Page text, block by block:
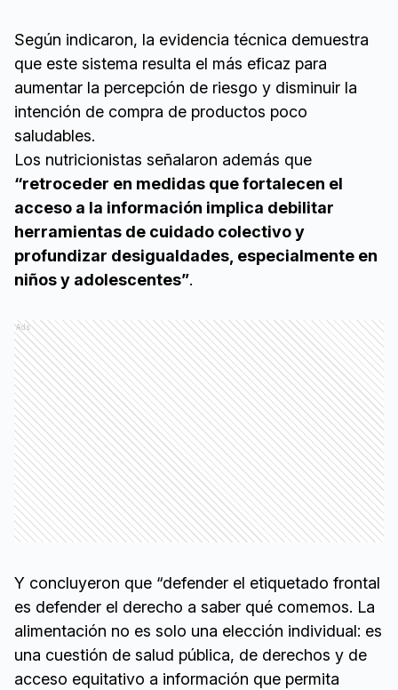
Según indicaron, la evidencia técnica demuestra
que este sistema resulta el más eficaz para
aumentar la percepción de riesgo y disminuir la
intención de compra de productos poco
saludables.
Los nutricionistas señalaron además que
“retroceder en medidas que fortalecen el
acceso a la información implica debilitar
herramientas de cuidado colectivo y
profundizar desigualdades, especialmente en
niños y adolescentes”.
Ads
Y concluyeron que “defender el etiquetado frontal
es defender el derecho a saber qué comemos. La
alimentación no es solo una elección individual: es
una cuestión de salud pública, de derechos y de
acceso equitativo a información que permita